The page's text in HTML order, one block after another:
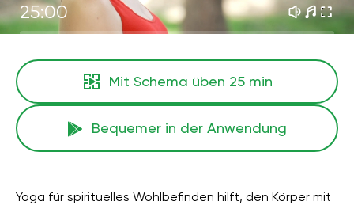
25:00
Mit Schema üben 25 min
Bequemer in der Anwendung
Yoga für spirituelles Wohlbefinden hilft, den Körper mit